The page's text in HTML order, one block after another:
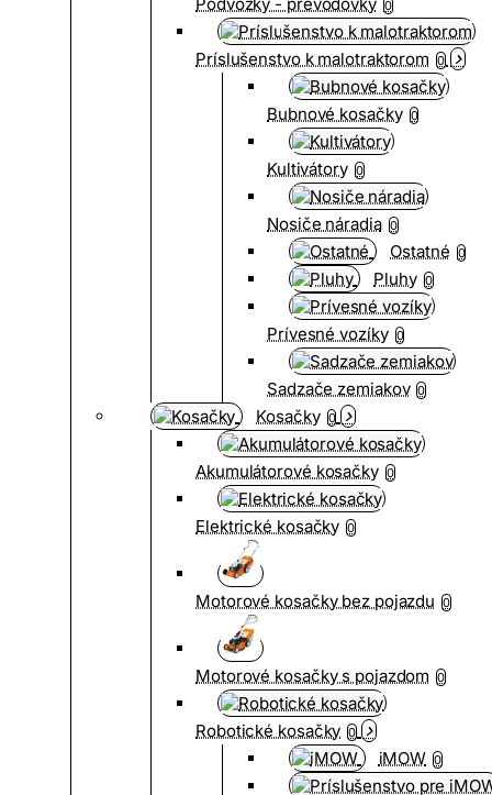
0
Príslušenstvo k malotraktorom 0
Bubnové kosačky 0
Kultivátory 0
Nosiče náradia 0
Ostatné 0
Pluhy 0
Prívesné vozíky 0
Sadzače zemiakov 0
Kosačky 0
Akumulátorové kosačky 0
Elektrické kosačky 0
Motorové kosačky bez pojazdu 0
Motorové kosačky s pojazdom 0
Robotické kosačky 0
iMOW 0